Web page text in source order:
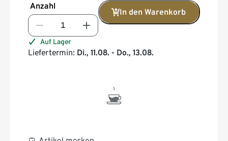
Anzahl
In den Warenkorb
Auf Lager
Liefertermin: Di., 11.08. - Do., 13.08.